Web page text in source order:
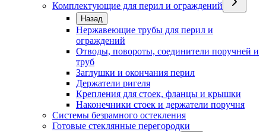
Комплектующие для перил и ограждений
Назад
Нержавеющие трубы для перил и
ограждений
Отводы, повороты, соединители поручней и
труб
Заглушки и окончания перил
Держатели ригеля
Крепления для стоек, фланцы и крышки
Наконечники стоек и держатели поручня
Системы безрамного остекления
Готовые стеклянные перегородки